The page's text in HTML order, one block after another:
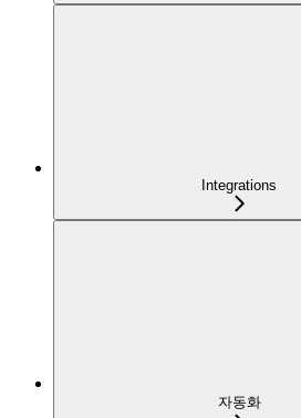
Integrations
자동화